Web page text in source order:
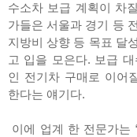
수소차 보급 계획이 차
가들은 서울과 경기 등
지방비 상향 등 목표 달
고 입을 모은다. 보급
인 전기차 구매로 이어
한다는 얘기다.
이에 업계 한 전문가는